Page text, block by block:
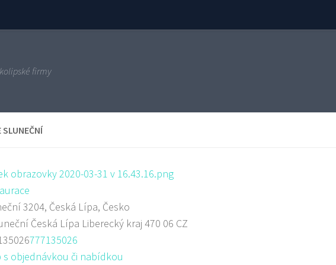
firmy
SLUNEČNÍ
3204, Česká Lípa, Česko
Česká Lípa Liberecký kraj 470 06 CZ
777135026
s objednávkou či nabídkou